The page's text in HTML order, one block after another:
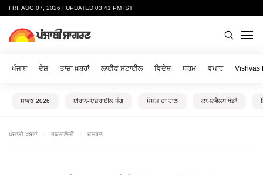
FRI, AUG 07, 2026 | UPDATED 03:41 PM IST
ਪੰਜਾਬ ਦੇਸ਼ ਤਾਜ਼ਾ ਖ਼ਬਰਾਂ ਲਾਈਫ ਸਟਾਈਲ ਵਿਦੇਸ਼ ਧਰਮ ਵਪਾਰ Vishvas
ਸਾਵਣ 2026 ਈਰਾਨ-ਇਜ਼ਰਾਈਲ ਜੰਗ ਮੌਸਮ ਦਾ ਹਾਲ ਕਾਮਨਵੈਲਥ ਖੇਡਾਂ
ਪੰਜਾਬੀ ਖ਼ਬਰਾਂ ਤਕਨਾਲੋਜੀ ਜਨਰਲ